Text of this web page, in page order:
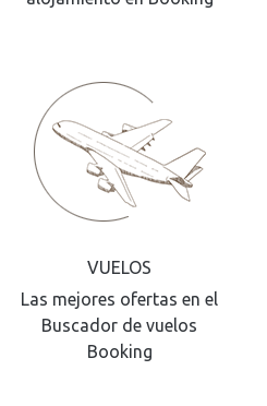
VUELOS
Las mejores ofertas en el
Buscador de vuelos
Booking